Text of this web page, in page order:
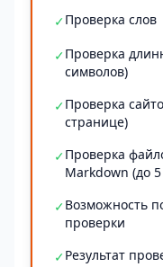
✓Проверка слов
✓Проверка
символов)
✓Проверка
странице)
✓Проверка
Markdown (до
✓Возможность
проверки
✓Результат